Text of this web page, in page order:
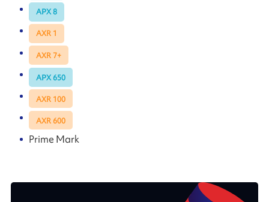
APX 8
AXR 1
AXR 7+
APX 650
AXR 100
AXR 600
Prime Mark